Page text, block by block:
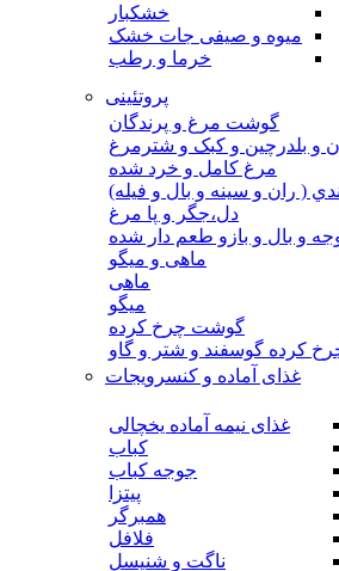
خشکبار
میوه و صیفی جات خشک
خرما و رطب
پروتئینی
گوشت مرغ و پرندگان
و بلدرچین و کبک و شترمرغ
مرغ کامل و خرد شده
( ران و سينه و بال و فيله)
دل،جگر و پا مرغ
و بال و بازو طعم دار شده
ماهی و میگو
ماهی
میگو
گوشت چرخ کرده
کرده گوسفند و شتر و گاو
غذای آماده و کنسرویجات
غذای نیمه آماده یخچالی
کباب
جوجه کباب
پیتزا
همبرگر
فلافل
ناگت و شنیسل